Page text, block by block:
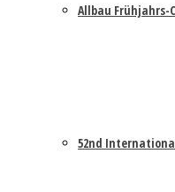
Allbau Frühjahrs-
52nd